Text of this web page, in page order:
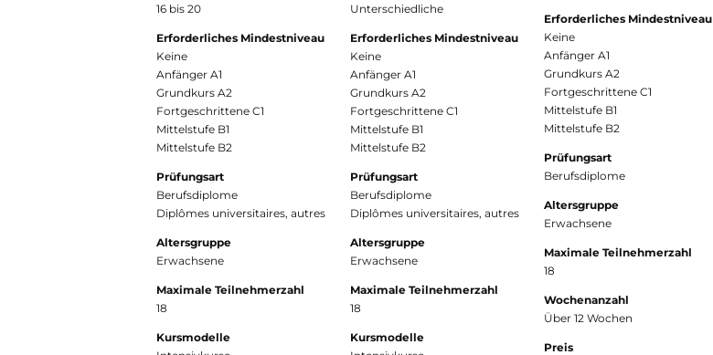
16 bis 20
Erforderliches Mindestniveau
Keine
Anfänger A1
Grundkurs A2
Fortgeschrittene C1
Mittelstufe B1
Mittelstufe B2
Prüfungsart
Berufsdiplome
Diplômes universitaires, autres
Altersgruppe
Erwachsene
Maximale Teilnehmerzahl
18
Kursmodelle
Unterschiedliche
Erforderliches Mindestniveau
Keine
Anfänger A1
Grundkurs A2
Fortgeschrittene C1
Mittelstufe B1
Mittelstufe B2
Prüfungsart
Berufsdiplome
Diplômes universitaires, autres
Altersgruppe
Erwachsene
Maximale Teilnehmerzahl
18
Kursmodelle
Erforderliches Mindestniveau
Keine
Anfänger A1
Grundkurs A2
Fortgeschrittene C1
Mittelstufe B1
Mittelstufe B2
Prüfungsart
Berufsdiplome
Altersgruppe
Erwachsene
Maximale Teilnehmerzahl
18
Wochenanzahl
Über 12 Wochen
Preis